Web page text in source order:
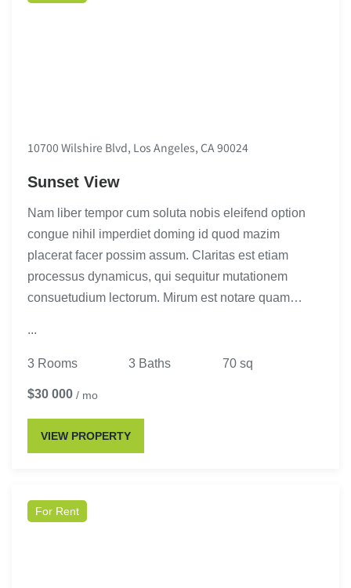
10700 Wilshire Blvd, Los Angeles, CA 90024
Sunset View
Nam liber tempor cum soluta nobis eleifend option
congue nihil imperdiet doming id quod mazim
placerat facer possim assum. Claritas est etiam
processus dynamicus, qui sequitur mutationem
consuetudium lectorum. Mirum est notare quam…
...
3 Rooms 3 Baths 70 sq
$30 000 / mo
VIEW PROPERTY
For Rent